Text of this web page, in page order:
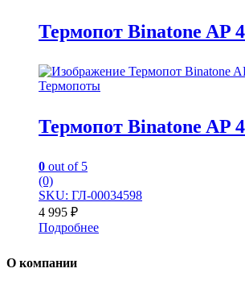
Термопот Binatone AP
Термопоты
Термопот Binatone AP
0 out of 5
(0)
SKU: ГЛ-00034598
4 995 ₽
Подробнее
О компании